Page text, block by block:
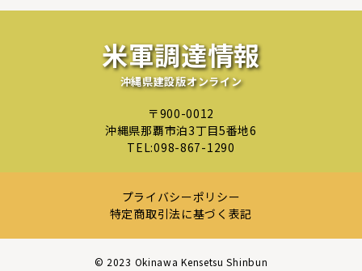
米軍調達情報
沖縄県建設版オンライン
〒900-0012
沖縄県那覇市泊3丁目5番地6
TEL:098-867-1290
プライバシーポリシー
特定商取引法に基づく表記
©︎ 2023 Okinawa Kensetsu Shinbun